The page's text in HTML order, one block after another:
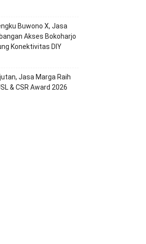
Buwono X, Jasa
Akses Bokoharjo
Konektivitas DIY
Jasa Marga Raih
& CSR Award 2026